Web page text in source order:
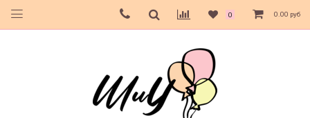
0 0.00 руб